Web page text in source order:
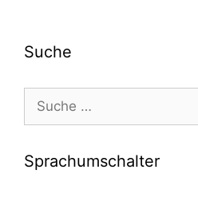
Suche
Suche
nach:
Sprachumschalter